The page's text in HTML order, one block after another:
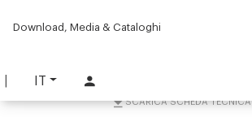
IT
Download, Media & Cataloghi
SCARICA SCHEDA TECNICA